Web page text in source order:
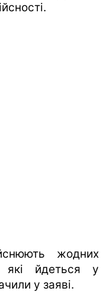
жодних
які йдеться у
у заяві.